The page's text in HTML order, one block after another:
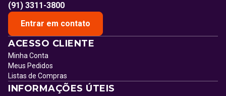
(91) 3311-3800
Entrar em contato
ACESSO CLIENTE
Minha Conta
Meus Pedidos
Listas de Compras
INFORMAÇÕES ÚTEIS